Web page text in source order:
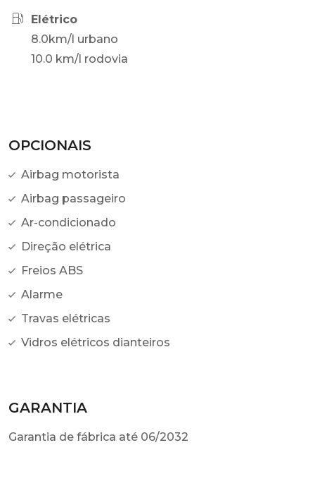
Elétrico
8.0km/l urbano
10.0 km/l rodovia
OPCIONAIS
Airbag motorista
Airbag passageiro
Ar-condicionado
Direção elétrica
Freios ABS
Alarme
Travas elétricas
Vidros elétricos dianteiros
GARANTIA
Garantia de fábrica até 06/2032